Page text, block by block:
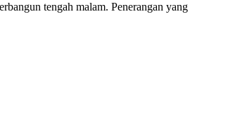
tengah malam. Penerangan yang